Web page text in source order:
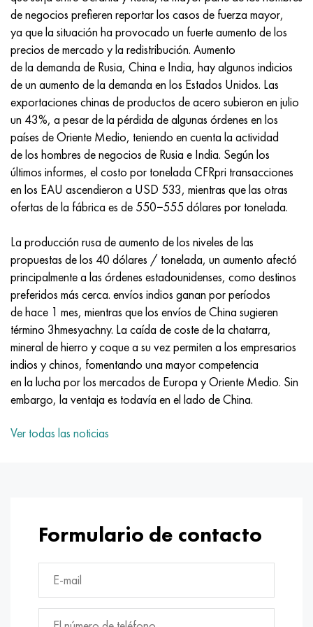
de negocios prefieren reportar los casos de fuerza mayor,
ya que la situación ha provocado un fuerte aumento de los
precios de mercado y la redistribución. Aumento
de la demanda de Rusia, China e India, hay algunos indicios
de un aumento de la demanda en los Estados Unidos. Las
exportaciones chinas de productos de acero subieron en julio
un 43%, a pesar de la pérdida de algunas órdenes en los
países de Oriente Medio, teniendo en cuenta la actividad
de los hombres de negocios de Rusia e India. Según los
últimos informes, el costo por tonelada CFRpri transacciones
en los EAU ascendieron a USD 533, mientras que las otras
ofertas de la fábrica es de 550−555 dólares por tonelada.
La producción rusa de aumento de los niveles de las
propuestas de los 40 dólares / tonelada, un aumento afectó
principalmente a las órdenes estadounidenses, como destinos
preferidos más cerca. envíos indios ganan por períodos
de hace 1 mes, mientras que los envíos de China sugieren
término 3hmesyachny. La caída de coste de la chatarra,
mineral de hierro y coque a su vez permiten a los empresarios
indios y chinos, fomentando una mayor competencia
en la lucha por los mercados de Europa y Oriente Medio. Sin
embargo, la ventaja es todavía en el lado de China.
Ver todas las noticias
Formulario de contacto
Incotherm
incotest
Jette M152
Cobalto 6B
maraging 250
René 41
Maraging 300
Maraging 350
MP35N
MP159
multimetro n155
Nicrofer 5923 hMo
Nicrofer 6030
Nitrónico 60
Nitronik 75
Nimonic 80a
47ND
47НХР
49KF
49K2F, 49K2FA-VI
Aleación 50N
Aleación 50NP
50NHS
Aleación 52N
52K12F
56DGNH
68NKhVKTYu
79NM, Lupa 7904
80NM
81HMA
Tipos de aleaciones de precisión
termobimetales
HN62VMYUT
HN62MVKYU
HN63MB
XN65VM
KhN65VMTYu
KhN67MVTYu
KhN68VKTYU
KhN68VMTYUK-vd
KhN70VMTYu
HN73MBTYu
XN70YU
HN75MBTYu
XN75TBYu
ХН78Т
HN80TBY
N65M, EP982
VT-35
PT-1M
PT-3V
PT-7M
2B
SPT-2 sv
A LAS 3
3M
TL3
5B
TL5
A LAS 6
TS-6
40 titanio
1.4466 - AISI 310MoLn
Aleación Al6xn
15-7Ph® - 1.4532
PH 13-8 meses - 1.4534
1.4542 - 17-4Ph®
Custom 455® - 1.4543 - uns s45500
1.4545 - 15-5Ph®
1.4548 - 17-4Ph®
1.4550 - AISI 347
1.4567 - AISI 304Cu
1.4570-aisi303Cu
1.4574 - Aleación PH 15-7 Mo®
1.4580 - AISI 316Cb
Aleación 31 - 1.4562
Aleación 254smo® - 1.4547
Aleación 926 - 1.4529
10X17H13M3T
10X18N18Yu4D
11X11N2V2MF
12Х18Н9Т
13X11N2V2MF
15x11mf
15х12vnmf
15Х12Н2MVFAB
15X16K5N2MVFAB
15X16H2AM
18X11MNFB
18X12VMBFR
20X12VNMF
37X12N8G8MFB
40X10X2M
40Х9С2
2,0872, CuNi10Fe1Mn, Cw352h
Bronce aluminio silicio
CW301G, C64200
bronce de silicio
C65500, CuAl11Fe3
C65620, CuSi3Fe2Zn3
C65100, CuSi1.5
Bronce estaño-plomo
c92200, CuSn6Zn4Pb2
latón rojo
C84400, CuSn2ZnPb
C83600, CuSn5ZnPb
45G2, 45g2, AISI 1144
Aleación de acero estructural
10g2, 10g2, AISI 1513
12X2H4A, 15NiCr13, 1.5752
AC14, 11SMnPb30
20G, 20mn5
20XH3A, AISI 4320, 20hn3a
20HM, 24CrMo5, 20hm
25KhGM, 20CrMo5, 1.7264
30X, AISI 5130, 30h
30hgs, 30hgs
30hgsa, 30hgsa
30hgsn2a, 30hgsna
34khn3ma, 36NiCrMo16, 35NiCrMo16
35hgs, 35hgs
35hgsa, 35hgsa
Р6М5, 1.3343, hs6-5-2, sw7m
Р6М5К5, 1.3243, hs6-5-2-5
R6M5F3, 1.3344, hs6-5-3
9М4К8,1.3207
R12F3, 1.3318, sw12
P18, 1,3355, hs18-0-1, sw18
Acero carbono
10,1.1645, C105W1
11G12, 110G13L, X120Mn12